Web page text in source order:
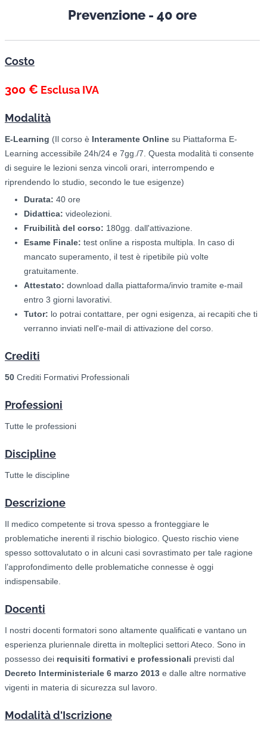
Prevenzione - 40 ore
Costo
300 € Esclusa IVA
Modalità
E-Learning (Il corso è Interamente Online su Piattaforma E-
Learning accessibile 24h/24 e 7gg./7. Questa modalità ti consente
di seguire le lezioni senza vincoli orari, interrompendo e
riprendendo lo studio, secondo le tue esigenze)
Durata: 40 ore
Didattica: videolezioni.
Fruibilità del corso: 180gg. dall'attivazione.
Esame Finale: test online a risposta multipla. In caso di
mancato superamento, il test è ripetibile più volte
gratuitamente.
Attestato: download dalla piattaforma/invio tramite e-mail
entro 3 giorni lavorativi.
Tutor: lo potrai contattare, per ogni esigenza, ai recapiti che ti
verranno inviati nell'e-mail di attivazione del corso.
Crediti
50 Crediti Formativi Professionali
Professioni
Tutte le professioni
Discipline
Tutte le discipline
Descrizione
Il medico competente si trova spesso a fronteggiare le
problematiche inerenti il rischio biologico. Questo rischio viene
spesso sottovalutato o in alcuni casi sovrastimato per tale ragione
l’approfondimento delle problematiche connesse è oggi
indispensabile.
Docenti
I nostri docenti formatori sono altamente qualificati e vantano un
esperienza pluriennale diretta in molteplici settori Ateco. Sono in
possesso dei requisiti formativi e professionali previsti dal
Decreto Interministeriale 6 marzo 2013 e dalle altre normative
vigenti in materia di sicurezza sul lavoro.
Modalità d'Iscrizione